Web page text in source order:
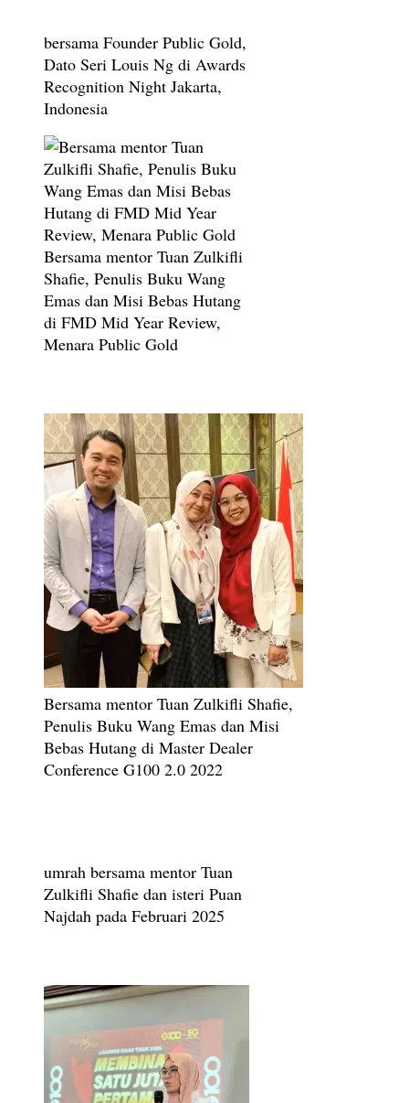
bersama Founder Public Gold,
Dato Seri Louis Ng di Awards
Recognition Night Jakarta,
Indonesia
Bersama mentor Tuan Zulkifli
Shafie, Penulis Buku Wang
Emas dan Misi Bebas Hutang
di FMD Mid Year Review,
Menara Public Gold
Bersama mentor Tuan Zulkifli Shafie,
Penulis Buku Wang Emas dan Misi
Bebas Hutang di Master Dealer
Conference G100 2.0 2022
umrah bersama mentor Tuan
Zulkifli Shafie dan isteri Puan
Najdah pada Februari 2025